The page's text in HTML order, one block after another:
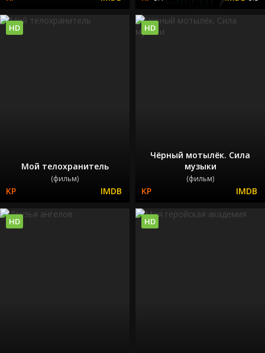
Мой телохранитель
(фильм)
HD
Чёрный мотылёк. Сила
музыки
(фильм)
HD
HD HD